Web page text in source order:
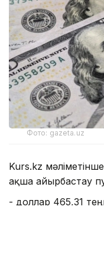
Фото: gazeta.uz
Kurs.kz
ақша айырбастау
- доллар 465,31